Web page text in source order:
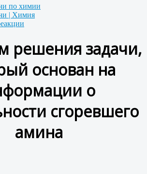
по химии
| Химия
решения задачи,
основан на
о
сгоревшего
амина